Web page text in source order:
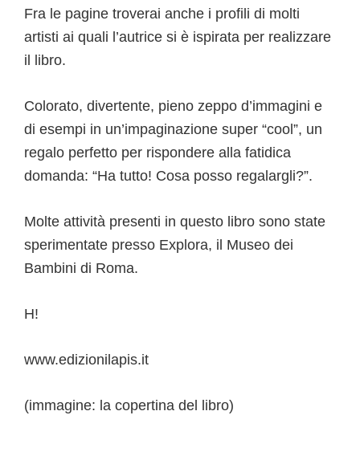
Fra le pagine troverai anche i profili di molti
artisti ai quali l’autrice si è ispirata per realizzare
il libro.
Colorato, divertente, pieno zeppo d’immagini e
di esempi in un’impaginazione super “cool”, un
regalo perfetto per rispondere alla fatidica
domanda: “Ha tutto! Cosa posso regalargli?”.
Molte attività presenti in questo libro sono state
sperimentate presso Explora, il Museo dei
Bambini di Roma.
H!
www.edizionilapis.it
(immagine: la copertina del libro)